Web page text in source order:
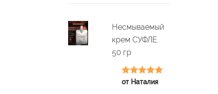
Несмываемый
крем СУФЛЕ.
50 гр
Оценка5из
от Наталия